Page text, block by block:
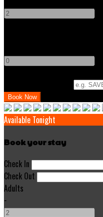
Available Tonight
Book your stay
Check In
Check Out
Adults
-